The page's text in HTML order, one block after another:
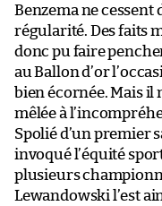
Benzema ne
régularité. Des faits
donc pu faire
au Ballon d’or
bien écornée. Mais il
mêlée à
Spolié d’un premier
invoqué l’équité
plusieurs
Lewandowski l’est